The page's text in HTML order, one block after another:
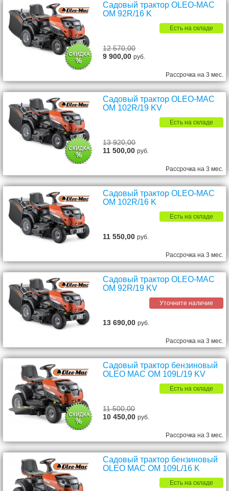
Садовый трактор OLEO-MAC
OM 92R/16 K
Есть на складе
12 570,00
9 900,00руб.
Рассрочка на 3 мес.
Садовый трактор OLEO-MAC
OM 102R/19 KV
Есть на складе
13 920,00
11 500,00руб.
Рассрочка на 3 мес.
Садовый трактор OLEO-MAC
OM 102R/16 K
Есть на складе
11 550,00руб.
Рассрочка на 3 мес.
Садовый трактор OLEO-MAC
OM 92R/19 KV
Уточните наличие
13 690,00руб.
Рассрочка на 3 мес.
Садовый трактор бензиновый
OLEO MAC OM 109L/19 KV
Есть на складе
11 500,00
10 450,00руб.
Рассрочка на 3 мес.
Садовый трактор бензиновый
OLEO MAC OM 109L/16 K
Есть на складе